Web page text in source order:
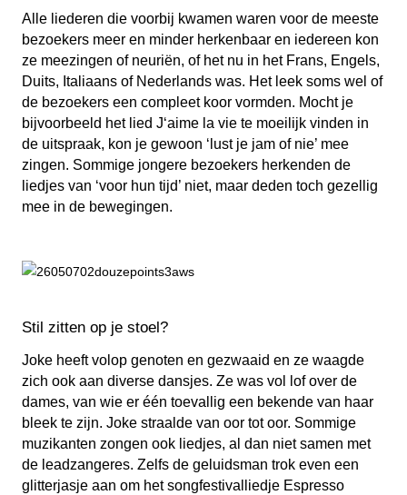
Alle liederen die voorbij kwamen waren voor de meeste
bezoekers meer en minder herkenbaar en iedereen kon
ze meezingen of neuriën, of het nu in het Frans, Engels,
Duits, Italiaans of Nederlands was. Het leek soms wel of
de bezoekers een compleet koor vormden. Mocht je
bijvoorbeeld het lied J‘aime la vie te moeilijk vinden in
de uitspraak, kon je gewoon ‘lust je jam of nie’ mee
zingen. Sommige jongere bezoekers herkenden de
liedjes van ‘voor hun tijd’ niet, maar deden toch gezellig
mee in de bewegingen.
Stil zitten op je stoel?
Joke heeft volop genoten en gezwaaid en ze waagde
zich ook aan diverse dansjes. Ze was vol lof over de
dames, van wie er één toevallig een bekende van haar
bleek te zijn. Joke straalde van oor tot oor. Sommige
muzikanten zongen ook liedjes, al dan niet samen met
de leadzangeres. Zelfs de geluidsman trok even een
glitterjasje aan om het songfestivalliedje Espresso